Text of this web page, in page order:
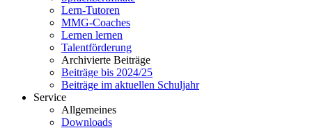
Lern-Tutoren
MMG-Coaches
Lernen lernen
Talentförderung
Archivierte Beiträge
Beiträge bis 2024/25
Beiträge im aktuellen Schuljahr
Service
Allgemeines
Downloads